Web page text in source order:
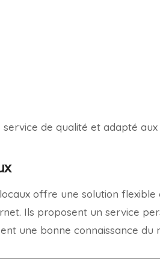
de qualité et adapté aux
offre une solution flexible
Ils proposent un service
une bonne connaissance du